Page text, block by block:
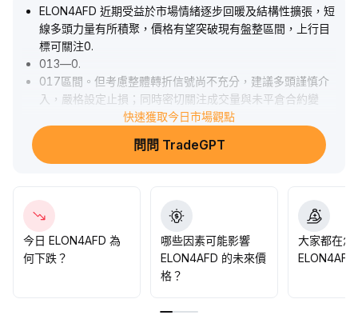
ELON4AFD 近期受益於市場情緒逐步回暖及結構性擴張，短
線多頭力量有所積聚，價格有望突破現有盤整區間，上行目
標可關注0.
013—0.
017區間。但考慮整體轉折信號尚不充分，建議多頭謹慎介
入，嚴格設定止損；同時密切關注成交量與未平倉合約變
化，防範流動性收縮與短期投機回撤風險。
快速獲取今日市場觀點
問問 TradeGPT
今日 ELON4AFD 為
何下跌？
哪些因素可能影響
ELON4AFD 的未來價
格？
大家都在怎